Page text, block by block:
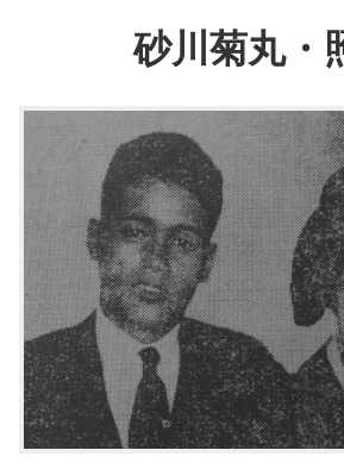
砂川菊丸・